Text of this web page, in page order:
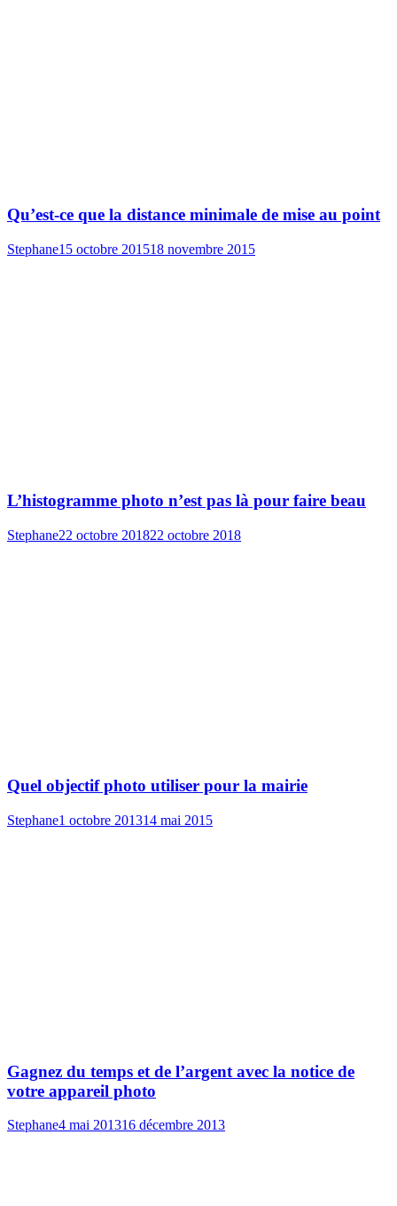
Qu’est-ce que la distance minimale de mise au point
Stephane15 octobre 201518 novembre 2015
L’histogramme photo n’est pas là pour faire beau
Stephane22 octobre 201822 octobre 2018
Quel objectif photo utiliser pour la mairie
Stephane1 octobre 201314 mai 2015
Gagnez du temps et de l’argent avec la notice de
votre appareil photo
Stephane4 mai 201316 décembre 2013